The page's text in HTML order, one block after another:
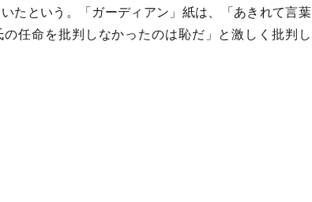
たという。「ガーディアン」紙は、「あきれて言葉
任命を批判しなかったのは恥だ」と激しく批判し